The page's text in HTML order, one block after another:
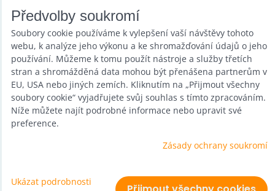
Zábava na Vaši akci
Půjčovna
Promotéři
Kurzy a setkání
Velkoobchod
Nabídka práce
Předvolby soukromí Zásady ochrany soukromí
Předvolby soukromí
Soubory cookie používáme k vylepšení vaší návštěvy tohoto
webu, k analýze jeho výkonu a ke shromažďování údajů o jeho
používání. Můžeme k tomu použít nástroje a služby třetích
stran a shromážděná data mohou být přenášena partnerům v
EU, USA nebo jiných zemích. Kliknutím na „Přijmout všechny
soubory cookie“ vyjadřujete svůj souhlas s tímto zpracováním.
Níže můžete najít podrobné informace nebo upravit své
preference.
Zásady ochrany soukromí
Ukázat podrobnosti